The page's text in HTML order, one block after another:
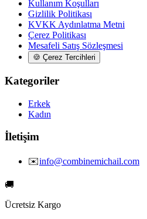
Kullanım Koşulları
Gizlilik Politikası
KVKK Aydınlatma Metni
Çerez Politikası
Mesafeli Satış Sözleşmesi
🍪 Çerez Tercihleri
Kategoriler
Erkek
Kadın
İletişim
✉️info@combinemichail.com
🚚
Ücretsiz Kargo